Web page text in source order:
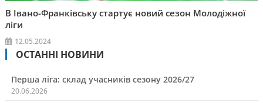
В Івано-Франківську стартує новий сезон Молодіжної
ліги
12.05.2024
ОСТАННІ НОВИНИ
Перша ліга: склад учасників сезону 2026/27
20.06.2026